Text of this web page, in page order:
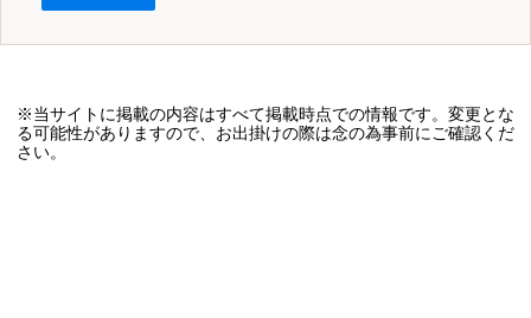
※当サイトに掲載の内容はすべて掲載時点での情報です。変更とな
る可能性がありますので、お出掛けの際は念の為事前にご確認くだ
さい。